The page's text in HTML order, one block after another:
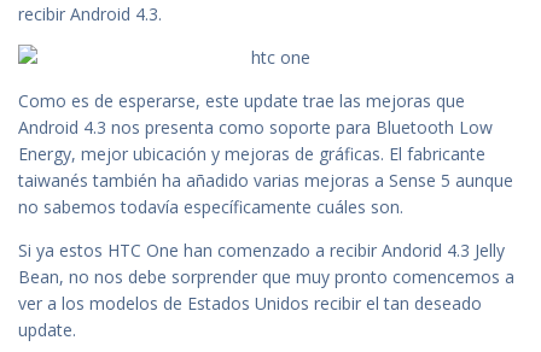
recibir Android 4.3.
Como es de esperarse, este update trae las mejoras que
Android 4.3 nos presenta como soporte para Bluetooth Low
Energy, mejor ubicación y mejoras de gráficas. El fabricante
taiwanés también ha añadido varias mejoras a Sense 5 aunque
no sabemos todavía específicamente cuáles son.
Si ya estos HTC One han comenzado a recibir Andorid 4.3 Jelly
Bean, no nos debe sorprender que muy pronto comencemos a
ver a los modelos de Estados Unidos recibir el tan deseado
update.